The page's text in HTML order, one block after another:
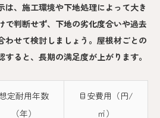
は、施工環境や下地処理によって大き
で判断せず、下地の劣化度合いや過去
わせて検討しましょう。屋根材ごとの
ると、長期の満足度が上がります。
想定耐用年数
（年）
目安費用（円/
㎡）